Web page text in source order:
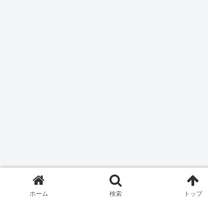
ホーム 検索 トップ